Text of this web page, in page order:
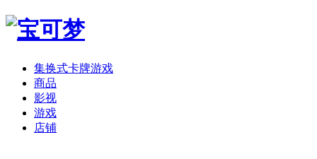
集换式卡牌游戏
商品
影视
游戏
店铺